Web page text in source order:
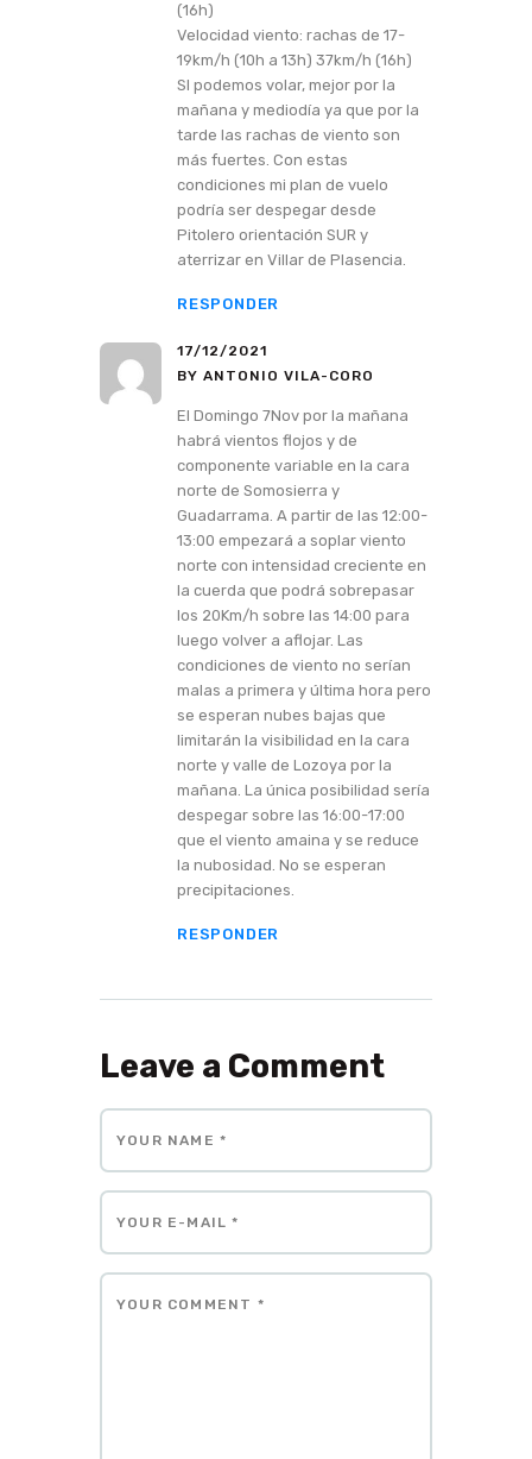
(16h)
Velocidad viento: rachas de 17-
19km/h (10h a 13h) 37km/h (16h)
SI podemos volar, mejor por la
mañana y mediodía ya que por la
tarde las rachas de viento son
más fuertes. Con estas
condiciones mi plan de vuelo
podría ser despegar desde
Pitolero orientación SUR y
aterrizar en Villar de Plasencia.
RESPONDER
17/12/2021
BY ANTONIO VILA-CORO
El Domingo 7Nov por la mañana
habrá vientos flojos y de
componente variable en la cara
norte de Somosierra y
Guadarrama. A partir de las 12:00-
13:00 empezará a soplar viento
norte con intensidad creciente en
la cuerda que podrá sobrepasar
los 20Km/h sobre las 14:00 para
luego volver a aflojar. Las
condiciones de viento no serían
malas a primera y última hora pero
se esperan nubes bajas que
limitarán la visibilidad en la cara
norte y valle de Lozoya por la
mañana. La única posibilidad sería
despegar sobre las 16:00-17:00
que el viento amaina y se reduce
la nubosidad. No se esperan
precipitaciones.
RESPONDER
Leave a Comment